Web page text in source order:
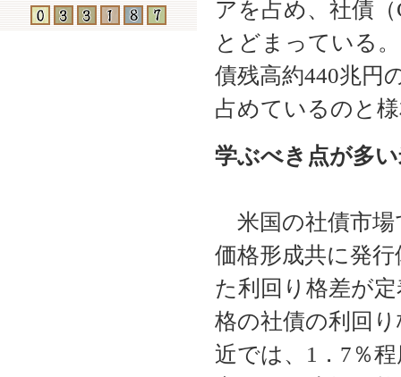
アを占め、社債
とどまっている
債残高約440兆円
占めているのと
学ぶべき点が多
米国の社債市場
価格形成共に発
た利回り格差が
格の社債の利回
近では、1．7％